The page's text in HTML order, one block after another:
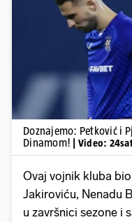
Doznajemo: Petković i
Dinamom!
| Video:
Ovaj vojnik kluba
Jakiroviću, Nenadu
u završnici sezone i